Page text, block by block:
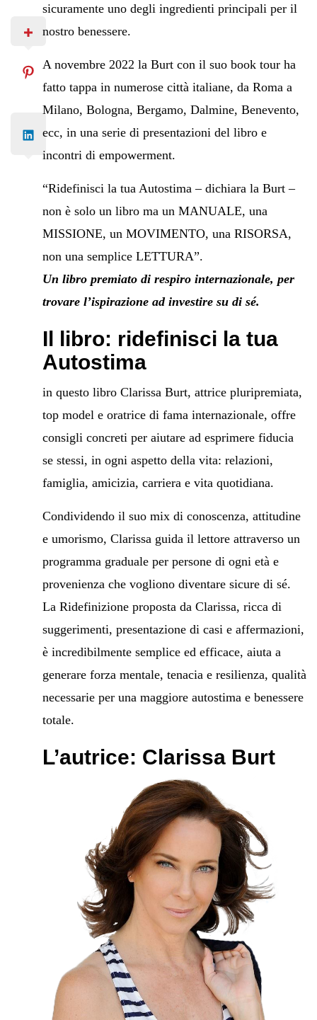
sicuramente uno degli ingredienti principali per il
nostro benessere.
A novembre 2022 la Burt con il suo book tour ha
fatto tappa in numerose città italiane, da Roma a
Milano, Bologna, Bergamo, Dalmine, Benevento,
ecc, in una serie di presentazioni del libro e
incontri di empowerment.
“Ridefinisci la tua Autostima – dichiara la Burt –
non è solo un libro ma un MANUALE, una
MISSIONE, un MOVIMENTO, una RISORSA,
non una semplice LETTURA”.
Un libro premiato di respiro internazionale, per
trovare l’ispirazione ad investire su di sé.
Il libro: ridefinisci la tua
Autostima
in questo libro Clarissa Burt, attrice pluripremiata,
top model e oratrice di fama internazionale, offre
consigli concreti per aiutare ad esprimere fiducia
se stessi, in ogni aspetto della vita: relazioni,
famiglia, amicizia, carriera e vita quotidiana.
Condividendo il suo mix di conoscenza, attitudine
e umorismo, Clarissa guida il lettore attraverso un
programma graduale per persone di ogni età e
provenienza che vogliono diventare sicure di sé.
La Ridefinizione proposta da Clarissa, ricca di
suggerimenti, presentazione di casi e affermazioni,
è incredibilmente semplice ed efficace, aiuta a
generare forza mentale, tenacia e resilienza, qualità
necessarie per una maggiore autostima e benessere
totale.
L’autrice: Clarissa Burt